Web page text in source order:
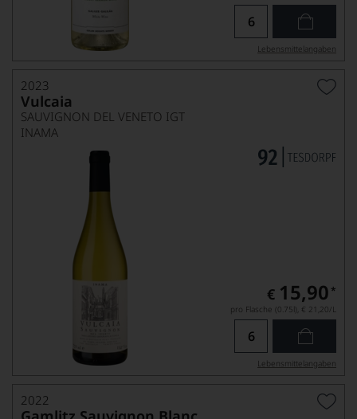
Lebensmittel­angaben
2023
Vulcaia
SAUVIGNON DEL VENETO IGT
INAMA
€ 15,90 *
pro Flasche (0.75l), € 21,20/L
Lebensmittel­angaben
2022